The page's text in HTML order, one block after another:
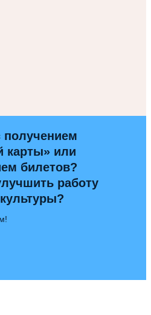
получением
карты» или
билетов?
работу